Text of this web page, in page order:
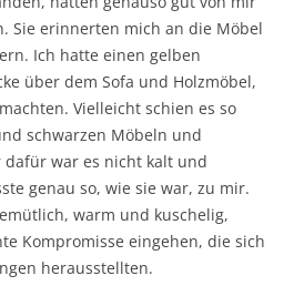
Sie erinnerten mich an die Möbel
Ich hatte einen gelben
über dem Sofa und Holzmöbel,
Vielleicht schien es so
schwarzen Möbeln und
dafür war es nicht kalt und
genau so, wie sie war, zu mir.
warm und kuschelig,
Kompromisse eingehen, die sich
herausstellten.